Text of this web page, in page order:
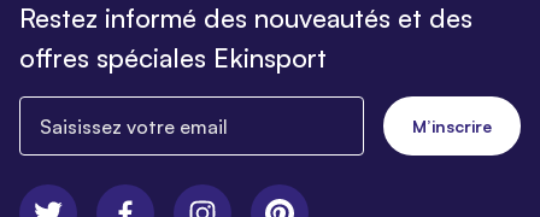
Restez informé des nouveautés et des
offres spéciales Ekinsport
M’inscrire